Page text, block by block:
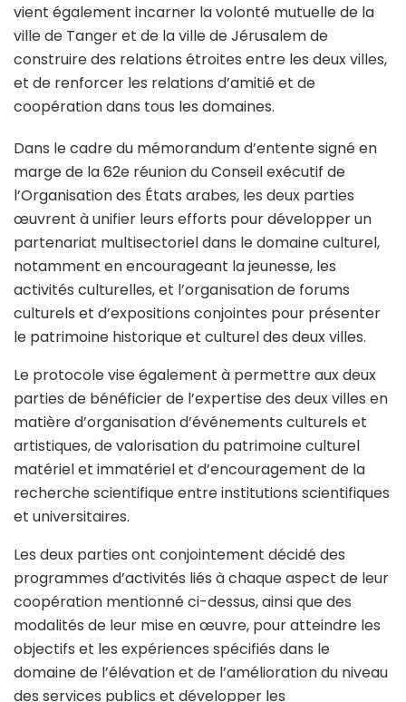
vient également incarner la volonté mutuelle de la
ville de Tanger et de la ville de Jérusalem de
construire des relations étroites entre les deux villes,
et de renforcer les relations d’amitié et de
coopération dans tous les domaines.
Dans le cadre du mémorandum d’entente signé en
marge de la 62e réunion du Conseil exécutif de
l’Organisation des États arabes, les deux parties
œuvrent à unifier leurs efforts pour développer un
partenariat multisectoriel dans le domaine culturel,
notamment en encourageant la jeunesse, les
activités culturelles, et l’organisation de forums
culturels et d’expositions conjointes pour présenter
le patrimoine historique et culturel des deux villes.
Le protocole vise également à permettre aux deux
parties de bénéficier de l’expertise des deux villes en
matière d’organisation d’événements culturels et
artistiques, de valorisation du patrimoine culturel
matériel et immatériel et d’encouragement de la
recherche scientifique entre institutions scientifiques
et universitaires.
Les deux parties ont conjointement décidé des
programmes d’activités liés à chaque aspect de leur
coopération mentionné ci-dessus, ainsi que des
modalités de leur mise en œuvre, pour atteindre les
objectifs et les expériences spécifiés dans le
domaine de l’élévation et de l’amélioration du niveau
des services publics et développer les